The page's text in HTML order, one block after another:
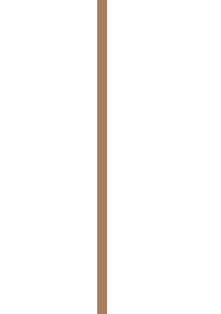
해외시장조사는 어
발굴할까｜해외거
어떻게 작성할까
유의할 점은 무엇
수출통관의 포인
수출입을 하려면
컨테이너의 종류
불가능한 물품도
좌우한다｜관세는
항공운임은 어떻게